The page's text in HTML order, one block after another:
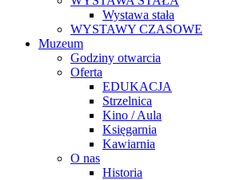
Wystawa stała
WYSTAWY CZASOWE
Muzeum
Godziny otwarcia
Oferta
EDUKACJA
Strzelnica
Kino / Aula
Księgarnia
Kawiarnia
O nas
Historia